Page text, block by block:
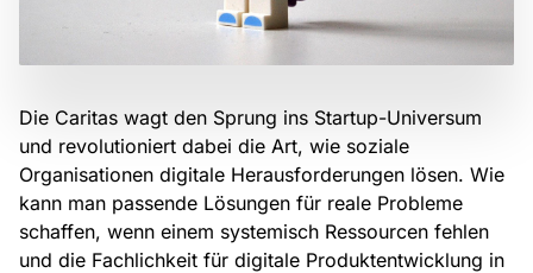
Die Caritas wagt den Sprung ins Startup-Universum
und revolutioniert dabei die Art, wie soziale
Organisationen digitale Herausforderungen lösen. Wie
kann man passende Lösungen für reale Probleme
schaffen, wenn einem systemisch Ressourcen fehlen
und die Fachlichkeit für digitale Produktentwicklung in